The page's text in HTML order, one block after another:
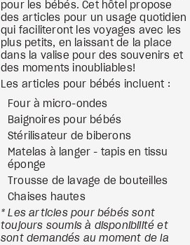
pour les bébés. Cet hôtel propose
des articles pour un usage quotidien
qui faciliteront les voyages avec les
plus petits, en laissant de la place
dans la valise pour des souvenirs et
des moments inoubliables!
Les articles pour bébés incluent :
Four à micro-ondes
Baignoires pour bébés
Stérilisateur de biberons
Matelas à langer - tapis en tissu
éponge
Trousse de lavage de bouteilles
Chaises hautes
* Les articles pour bébés sont
toujours soumis à disponibilité et
sont demandés au moment de la